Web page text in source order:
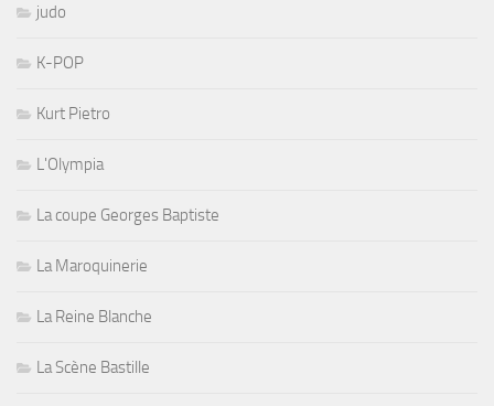
judo
K-POP
Kurt Pietro
L'Olympia
La coupe Georges Baptiste
La Maroquinerie
La Reine Blanche
La Scène Bastille